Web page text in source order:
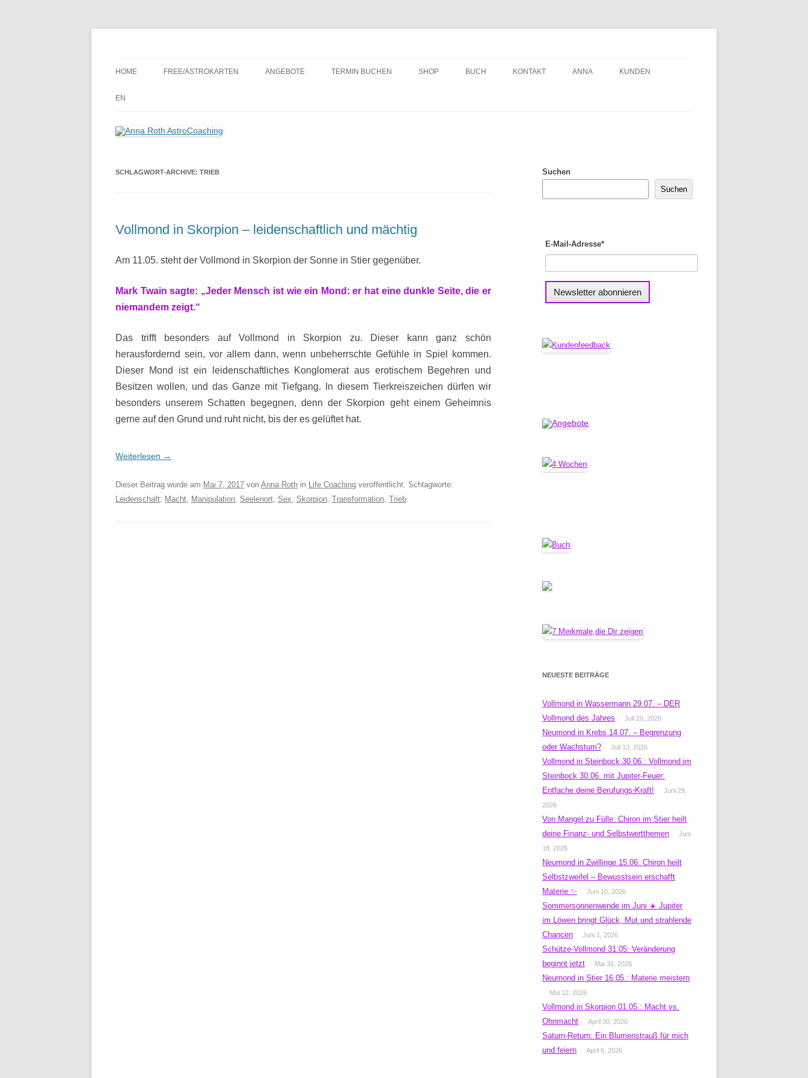
Inhalt
HOME FREE/ASTROKARTEN ANGEBOTE TERMIN BUCHEN SHOP BUCH KONTAKT ANNA KUNDEN
EN
SCHLAGWORT-ARCHIVE: TRIEB
Vollmond in Skorpion – leidenschaftlich und mächtig
Am 11.05. steht der Vollmond in Skorpion der Sonne in Stier gegenüber.
Mark Twain sagte: „Jeder Mensch ist wie ein Mond: er hat eine dunkle Seite, die er
niemandem zeigt.“
Das trifft besonders auf Vollmond in Skorpion zu. Dieser kann ganz schön
herausfordernd sein, vor allem dann, wenn unbeherrschte Gefühle in Spiel kommen.
Dieser Mond ist ein leidenschaftliches Konglomerat aus erotischem Begehren und
Besitzen wollen, und das Ganze mit Tiefgang. In diesem Tierkreiszeichen dürfen wir
besonders unserem Schatten begegnen, denn der Skorpion geht einem Geheimnis
gerne auf den Grund und ruht nicht, bis der es gelüftet hat.
Weiterlesen →
Dieser Beitrag wurde am Mai 7, 2017 von Anna Roth in Life Coaching veröffentlicht. Schlagworte:
Leidenschaft, Macht, Manipulation, Seelenort, Sex, Skorpion, Transformation, Trieb.
Suchen
Suchen
E-Mail-Adresse*
NEUESTE BEITRÄGE
Vollmond in Wassermann 29.07. – DER
Vollmond des Jahres
Juli 29, 2026
Neumond in Krebs 14.07. – Begrenzung
oder Wachstum?
Juli 13, 2026
Vollmond in Steinbock 30.06.: Vollmond im
Steinbock 30.06. mit Jupiter-Feuer:
Entfache deine Berufungs-Kraft!
Juni 29,
2026
Von Mangel zu Fülle: Chiron im Stier heilt
deine Finanz- und Selbstwertthemen
Juni
18, 2026
Neumond in Zwillinge 15.06: Chiron heilt
Selbstzweifel – Bewusstsein erschafft
Materie ✨
Juni 10, 2026
Sommersonnenwende im Juni ☀️ Jupiter
im Löwen bringt Glück, Mut und strahlende
Chancen
Juni 1, 2026
Schütze-Vollmond 31.05: Veränderung
beginnt jetzt
Mai 31, 2026
Neumond in Stier 16.05.: Materie meistern
Mai 12, 2026
Vollmond in Skorpion 01.05.: Macht vs.
Ohnmacht
April 30, 2026
Saturn-Return: Ein Blumenstrauß für mich
und feiern
April 6, 2026